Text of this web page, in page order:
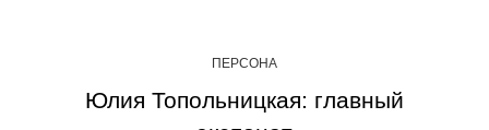
ПЕРСОНА
Юлия Топольницкая: главный